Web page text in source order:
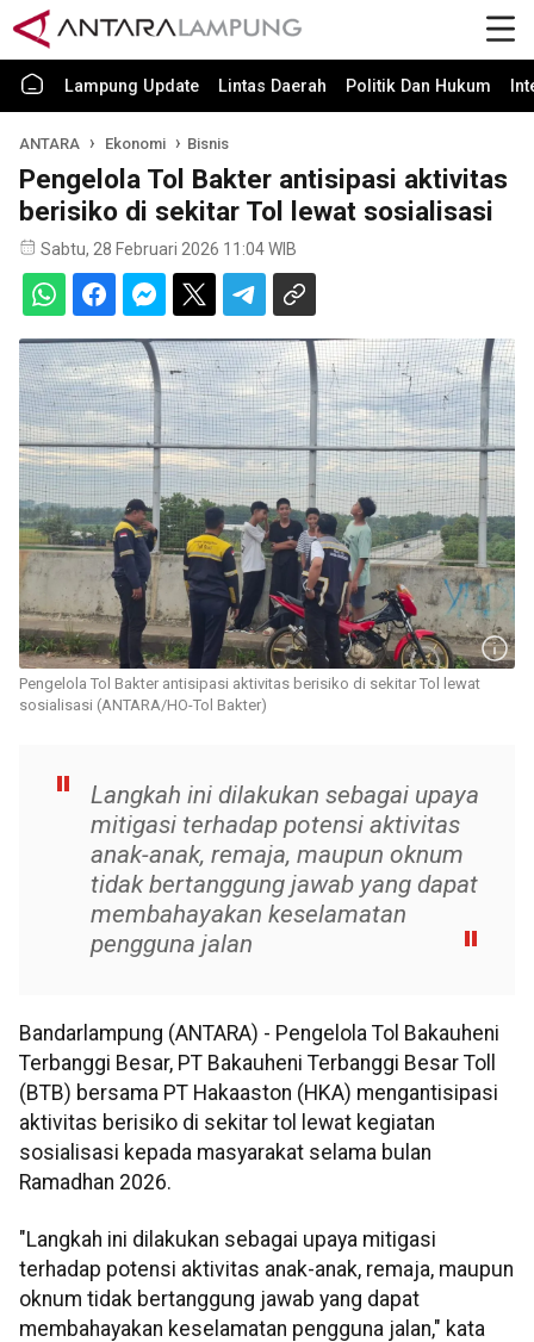
Lampung Update Lintas Daerah Politik Dan Hukum
ANTARA Ekonomi Bisnis
Pengelola Tol Bakter antisipasi aktivitas
berisiko di sekitar Tol lewat sosialisasi
Sabtu, 28 Februari 2026 11:04 WIB
Pengelola Tol Bakter antisipasi aktivitas berisiko di sekitar Tol lewat
sosialisasi (ANTARA/HO-Tol Bakter)
Langkah ini dilakukan sebagai upaya
mitigasi terhadap potensi aktivitas
anak-anak, remaja, maupun oknum
tidak bertanggung jawab yang dapat
membahayakan keselamatan
pengguna jalan
Bandarlampung (ANTARA) - Pengelola Tol Bakauheni
Terbanggi Besar, PT Bakauheni Terbanggi Besar Toll
(BTB) bersama PT Hakaaston (HKA) mengantisipasi
aktivitas berisiko di sekitar tol lewat kegiatan
sosialisasi kepada masyarakat selama bulan
Ramadhan 2026.
"Langkah ini dilakukan sebagai upaya mitigasi
terhadap potensi aktivitas anak-anak, remaja, maupun
oknum tidak bertanggung jawab yang dapat
membahayakan keselamatan pengguna jalan," kata